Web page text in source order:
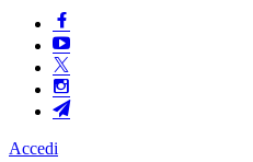
Accedi